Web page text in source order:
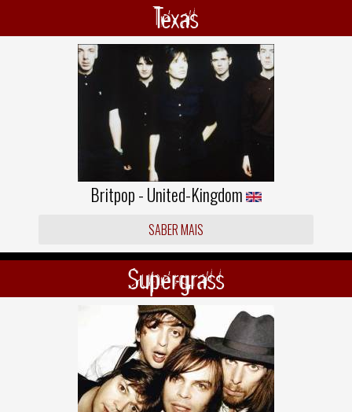
Texas
Britpop - United-Kingdom
SABER MAIS
Supergrass